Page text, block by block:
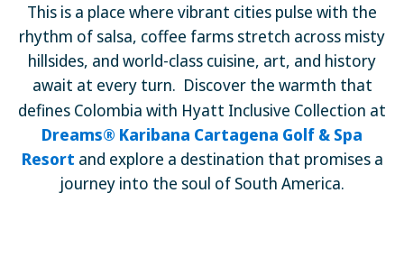
This is a place where vibrant cities pulse with the
rhythm of salsa, coffee farms stretch across misty
hillsides, and world-class cuisine, art, and history
await at every turn. Discover the warmth that
defines Colombia with Hyatt Inclusive Collection at
Dreams® Karibana Cartagena Golf & Spa
Resort and explore a destination that promises a
journey into the soul of South America.